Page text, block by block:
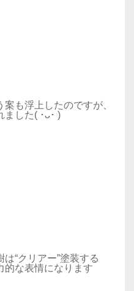
も浮上したのですが、
ました( ･ᴗ･ )
“クリアー”塗装する
的な表情になります